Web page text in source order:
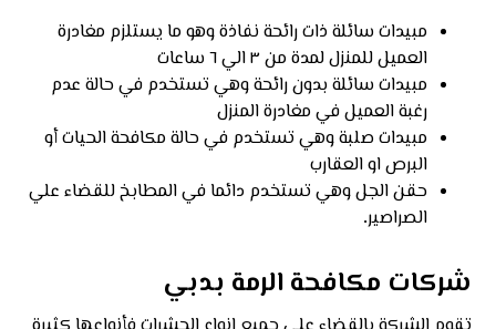
مبيدات سائلة ذات رائحة نفاذة وهو ما يستلزم مغادرة
العميل للمنزل لمدة من ٣ الي ٦ ساعات
مبيدات سائلة بدون رائحة وهي تستخدم في حالة عدم
رغبة العميل في مغادرة المنزل
مبيدات صلبة وهي تستخدم في حالة مكافحة الحيات أو
البرص او العقارب
حقن الجل وهي تستخدم دائما في المطابخ للقضاء علي
الصراصير.
شركات مكافحة الرمة بدبي